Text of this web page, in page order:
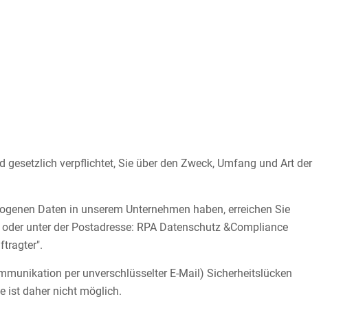
verpflichtet, Sie über den Zweck, Umfang und Art der
Daten in unserem Unternehmen haben, erreichen Sie
unter der Postadresse: RPA Datenschutz &Compliance
per unverschlüsselter E-Mail) Sicherheitslücken
ist daher nicht möglich.